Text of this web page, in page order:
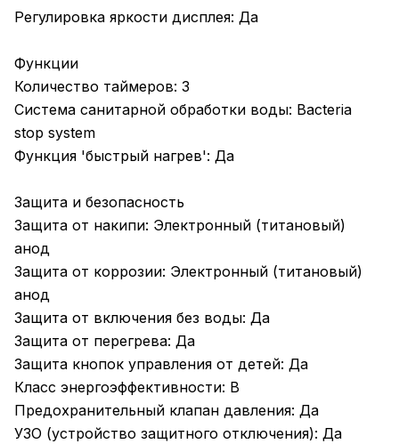
Регулировка яркости дисплея: Да
Функции
Количество таймеров: 3
Система санитарной обработки воды: Bacteria
stop system
Функция 'быстрый нагрев': Да
Защита и безопасность
Защита от накипи: Электронный (титановый)
анод
Защита от коррозии: Электронный (титановый)
анод
Защита от включения без воды: Да
Защита от перегрева: Да
Защита кнопок управления от детей: Да
Класс энергоэффективности: B
Предохранительный клапан давления: Да
УЗО (устройство защитного отключения): Да